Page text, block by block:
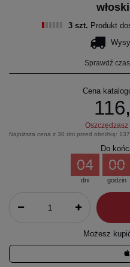
3 szt. Produkt
Sprawdź
Cena
Oszczędzasz
Najniższa cena z 30 dni przed obniżką:
Do
dni
04
godzin
00
Możesz